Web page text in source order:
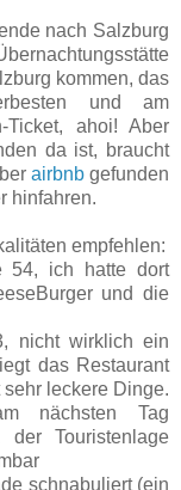
nach Salzburg
kommen, das
und am
Ticket, ahoi! Aber
da ist, braucht
airbnb gefunden
hinfahren.
empfehlen:
54, ich hatte dort
und die
nicht wirklich ein
das Restaurant
leckere Dinge.
nächsten Tag
der Touristenlage
schnabuliert (ein